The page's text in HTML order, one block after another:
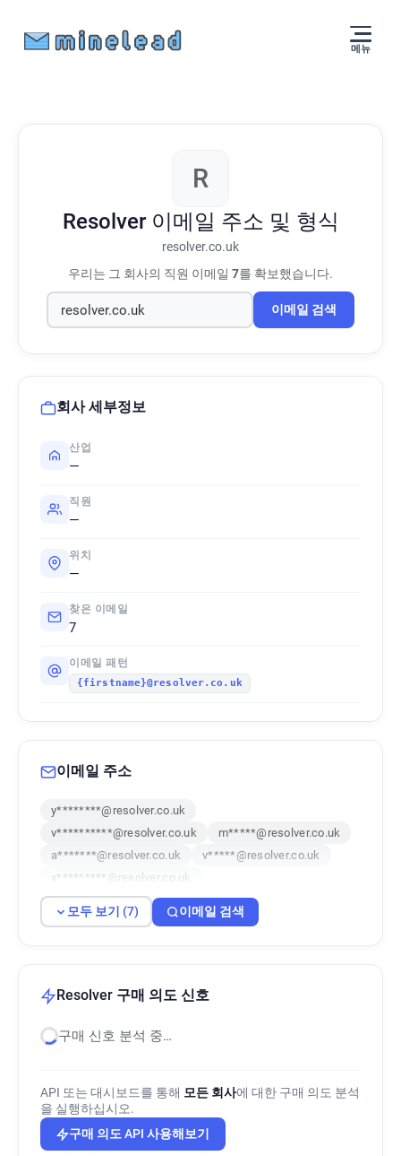
메뉴
R
Resolver 이메일 주소 및 형식
resolver.co.uk
우리는 그 회사의 직원 이메일 7를 확보했습니다.
이메일 검색
회사 세부정보
산업
—
직원
—
위치
—
찾은 이메일
7
이메일 패턴
{firstname}@resolver.co.uk
이메일 주소
y********@resolver.co.uk
v**********@resolver.co.uk
m*****@resolver.co.uk
a*******@resolver.co.uk
v*****@resolver.co.uk
x*********@resolver.co.uk
c***********@resolver.co.uk
모두 보기 (7) 이메일 검색
Resolver 구매 의도 신호
구매 신호 분석 중…
API 또는 대시보드를 통해 모든 회사에 대한 구매 의도 분석
을 실행하십시오.
구매 의도 API 사용해보기